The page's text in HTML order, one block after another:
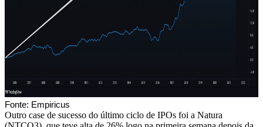
Fonte: Empiricus
Outro case de sucesso do último ciclo de IPOs foi a Natura